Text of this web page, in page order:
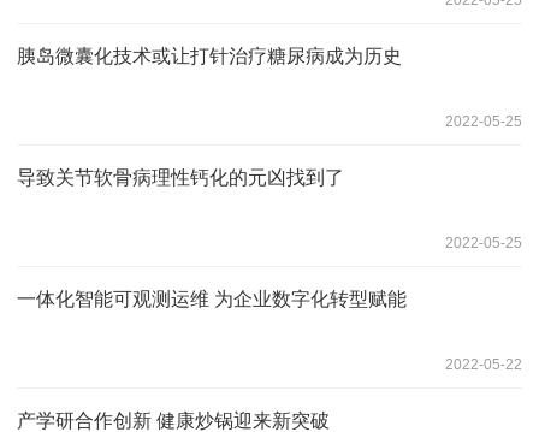
胰岛微囊化技术或让打针治疗糖尿病成为历史
2022-05-25
导致关节软骨病理性钙化的元凶找到了
2022-05-25
一体化智能可观测运维 为企业数字化转型赋能
2022-05-22
产学研合作创新 健康炒锅迎来新突破